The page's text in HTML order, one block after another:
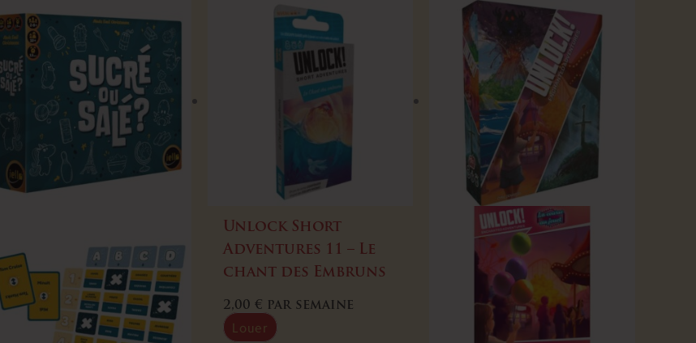
Unlock Short
Adventures 11 – Le
chant des Embruns
2,00 € par semaine
Louer